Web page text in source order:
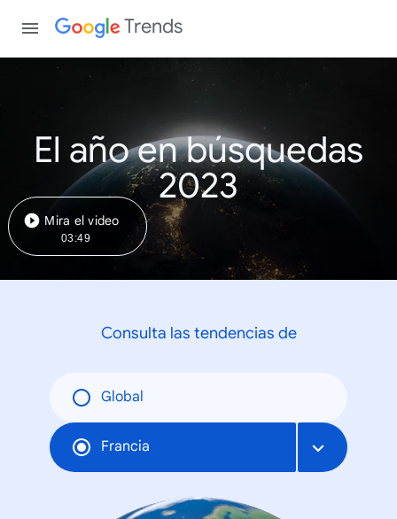
Trends
El año en búsquedas
2023
Mira el video
03:49
Consulta las tendencias de
Global
Francia